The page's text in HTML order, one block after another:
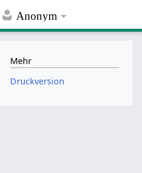
Anonym
Mehr
Druckversion